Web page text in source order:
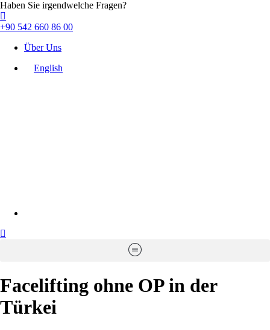
Haben Sie irgendwelche Fragen?
+90 542 660 86 00
Über Uns
English
Facelifting ohne OP in der
Türkei